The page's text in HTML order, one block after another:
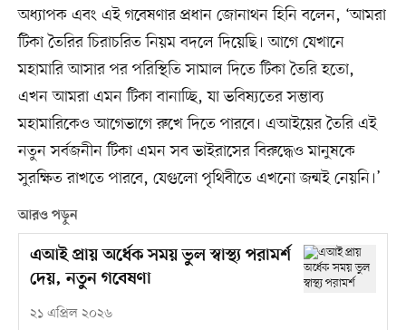
অধ্যাপক এবং এই গবেষণার প্রধান জোনাথন হিনি বলেন, ‘আমরা
টিকা তৈরির চিরাচরিত নিয়ম বদলে দিয়েছি। আগে যেখানে
মহামারি আসার পর পরিস্থিতি সামাল দিতে টিকা তৈরি হতো,
এখন আমরা এমন টিকা বানাচ্ছি, যা ভবিষ্যতের সম্ভাব্য
মহামারিকেও আগেভাগে রুখে দিতে পারবে। এআইয়ের তৈরি এই
নতুন সর্বজনীন টিকা এমন সব ভাইরাসের বিরুদ্ধেও মানুষকে
সুরক্ষিত রাখতে পারবে, যেগুলো পৃথিবীতে এখনো জন্মই নেয়নি।’
আরও পড়ুন
এআই প্রায় অর্ধেক সময় ভুল স্বাস্থ্য পরামর্শ
দেয়, নতুন গবেষণা
২১ এপ্রিল ২০২৬